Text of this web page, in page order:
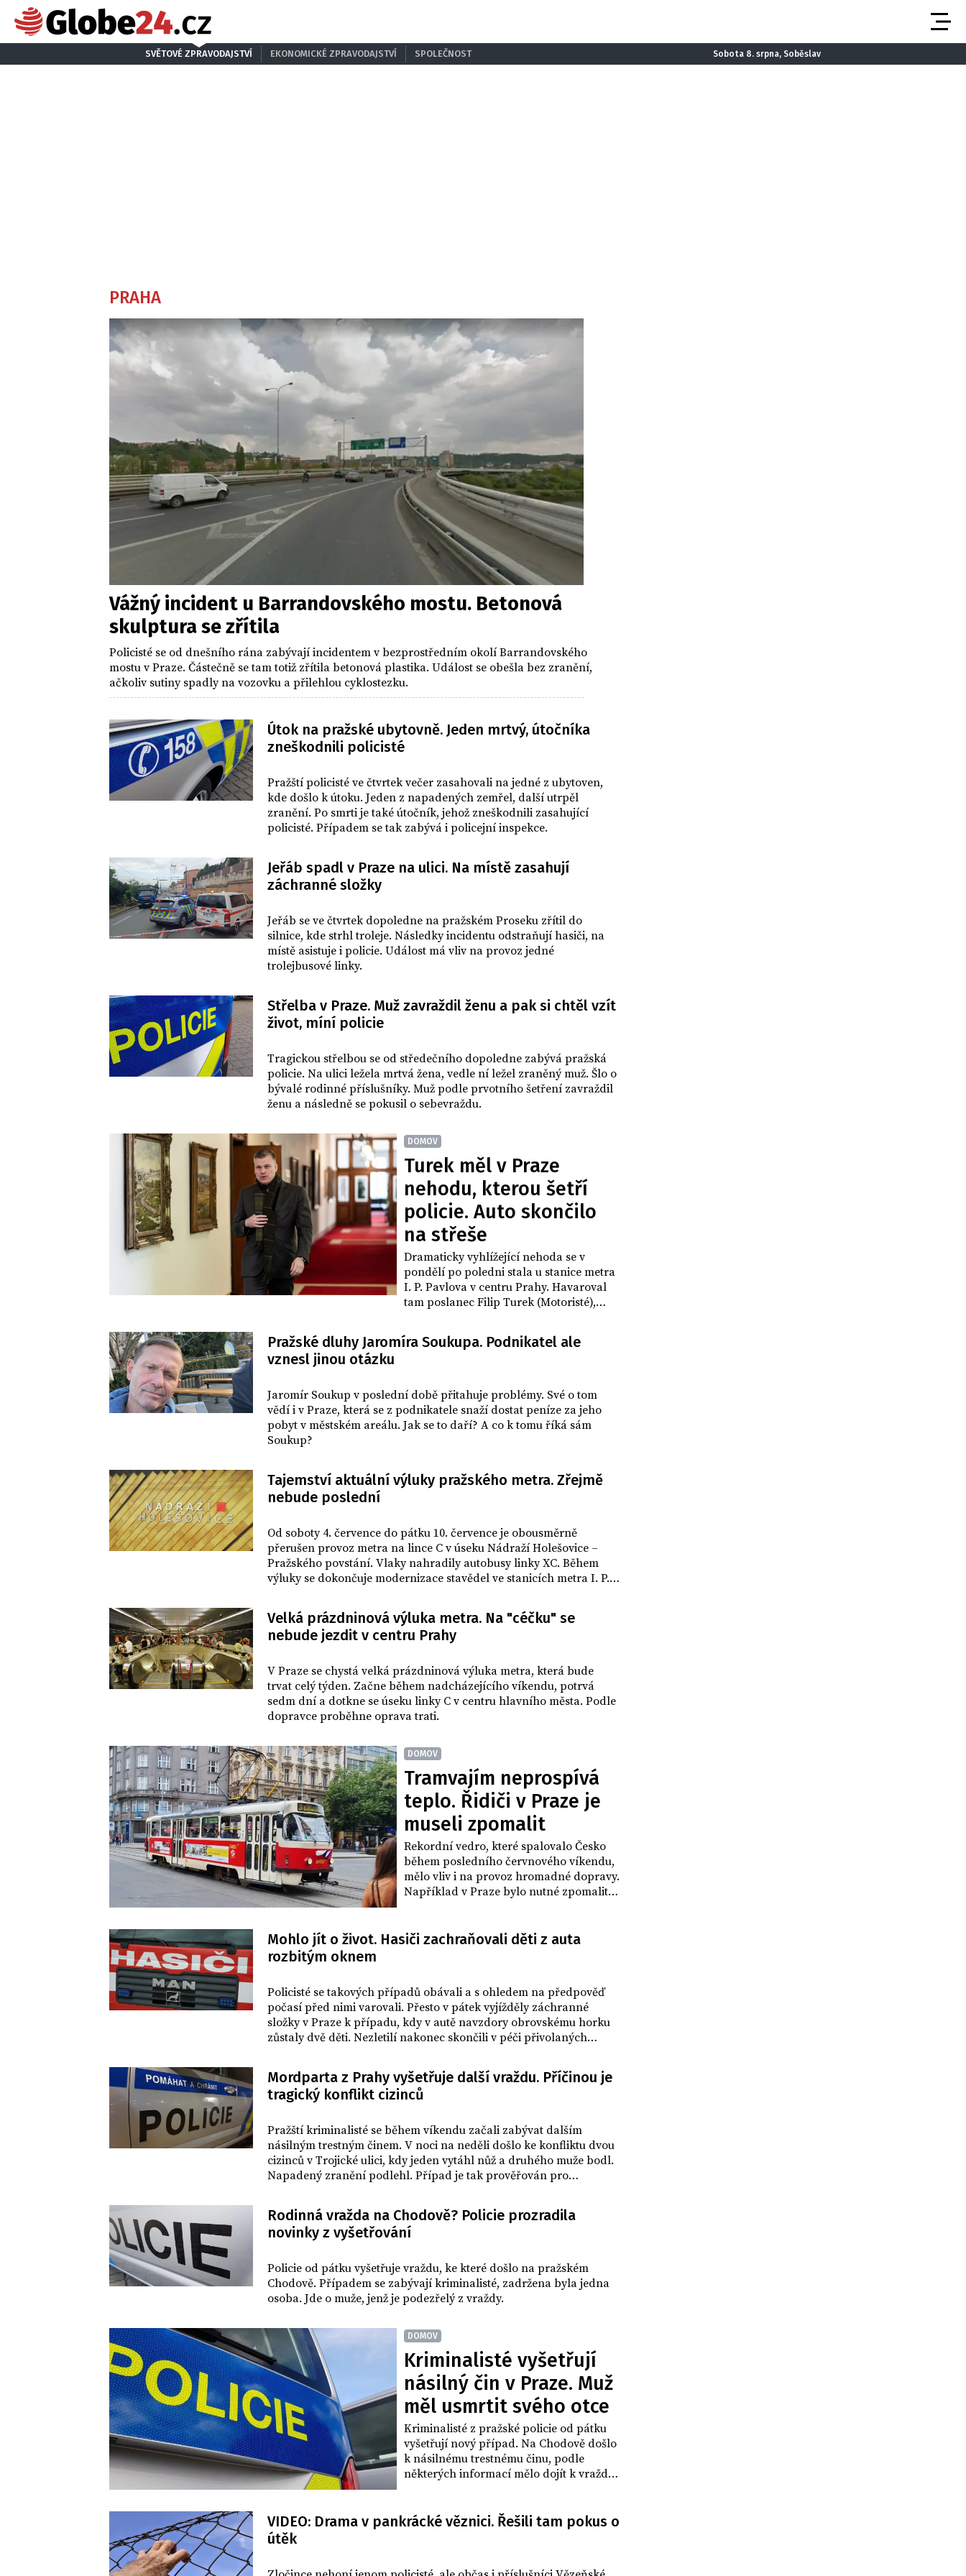
SVĚTOVÉ ZPRAVODAJSTVÍ EKONOMICKÉ ZPRAVODAJSTVÍ SPOLEČNOST Sobota 8. srpna, Soběslav
PRAHA
Vážný incident u Barrandovského mostu. Betonová
skulptura se zřítila
Policisté se od dnešního rána zabývají incidentem v bezprostředním okolí Barrandovského
mostu v Praze. Částečně se tam totiž zřítila betonová plastika. Událost se obešla bez zranění,
ačkoliv sutiny spadly na vozovku a přilehlou cyklostezku.
Útok na pražské ubytovně. Jeden mrtvý, útočníka
zneškodnili policisté
Pražští policisté ve čtvrtek večer zasahovali na jedné z ubytoven,
kde došlo k útoku. Jeden z napadených zemřel, další utrpěl
zranění. Po smrti je také útočník, jehož zneškodnili zasahující
policisté. Případem se tak zabývá i policejní inspekce.
Jeřáb spadl v Praze na ulici. Na místě zasahují
záchranné složky
Jeřáb se ve čtvrtek dopoledne na pražském Proseku zřítil do
silnice, kde strhl troleje. Následky incidentu odstraňují hasiči, na
místě asistuje i policie. Událost má vliv na provoz jedné
trolejbusové linky.
Střelba v Praze. Muž zavraždil ženu a pak si chtěl vzít
život, míní policie
Tragickou střelbou se od středečního dopoledne zabývá pražská
policie. Na ulici ležela mrtvá žena, vedle ní ležel zraněný muž. Šlo o
bývalé rodinné příslušníky. Muž podle prvotního šetření zavraždil
ženu a následně se pokusil o sebevraždu.
DOMOV
Turek měl v Praze
nehodu, kterou šetří
policie. Auto skončilo
na střeše
Dramaticky vyhlížející nehoda se v
pondělí po poledni stala u stanice metra
I. P. Pavlova v centru Prahy. Havaroval
tam poslanec Filip Turek (Motoristé),
které skončilo na střeše na tramvajové
trati. Případem se zabývá policie.
Pražské dluhy Jaromíra Soukupa. Podnikatel ale
vznesl jinou otázku
Jaromír Soukup v poslední době přitahuje problémy. Své o tom
vědí i v Praze, která se z podnikatele snaží dostat peníze za jeho
pobyt v městském areálu. Jak se to daří? A co k tomu říká sám
Soukup?
Tajemství aktuální výluky pražského metra. Zřejmě
nebude poslední
Od soboty 4. července do pátku 10. července je obousměrně
přerušen provoz metra na lince C v úseku Nádraží Holešovice –
Pražského povstání. Vlaky nahradily autobusy linky XC. Během
výluky se dokončuje modernizace stavědel ve stanicích metra I. P.
Velká prázdninová výluka metra. Na "céčku" se
nebude jezdit v centru Prahy
V Praze se chystá velká prázdninová výluka metra, která bude
trvat celý týden. Začne během nadcházejícího víkendu, potrvá
sedm dní a dotkne se úseku linky C v centru hlavního města. Podle
dopravce proběhne oprava trati.
DOMOV
Tramvajím neprospívá
teplo. Řidiči v Praze je
museli zpomalit
Rekordní vedro, které spalovalo Česko
během posledního červnového víkendu,
mělo vliv i na provoz hromadné dopravy.
Například v Praze bylo nutné zpomalit
hodinu.
Mohlo jít o život. Hasiči zachraňovali děti z auta
rozbitým oknem
Policisté se takových případů obávali a s ohledem na předpověď
počasí před nimi varovali. Přesto v pátek vyjížděly záchranné
složky v Praze k případu, kdy v autě navzdory obrovskému horku
zůstaly dvě děti. Nezletilí nakonec skončili v péči přivolaných
Mordparta z Prahy vyšetřuje další vraždu. Příčinou je
tragický konflikt cizinců
Pražští kriminalisté se během víkendu začali zabývat dalším
násilným trestným činem. V noci na neděli došlo ke konfliktu dvou
cizinců v Trojické ulici, kdy jeden vytáhl nůž a druhého muže bodl.
Napadený zranění podlehl. Případ je tak prověřován pro
Rodinná vražda na Chodově? Policie prozradila
novinky z vyšetřování
Policie od pátku vyšetřuje vraždu, ke které došlo na pražském
Chodově. Případem se zabývají kriminalisté, zadržena byla jedna
osoba. Jde o muže, jenž je podezřelý z vraždy.
DOMOV
Kriminalisté vyšetřují
násilný čin v Praze. Muž
měl usmrtit svého otce
Kriminalisté z pražské policie od pátku
vyšetřují nový případ. Na Chodově došlo
k násilnému trestnému činu, podle
některých informací mělo dojít k vraždě.
VIDEO: Drama v pankrácké věznici. Řešili tam pokus o
útěk